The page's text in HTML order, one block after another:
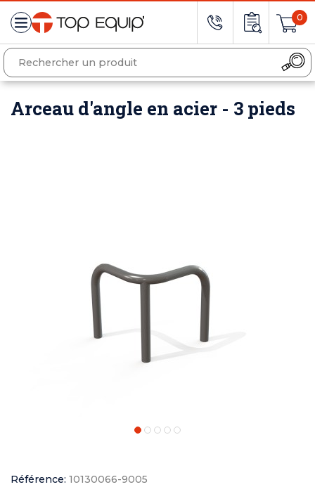
0
Arceau d'angle en acier - 3 pieds
Référence: 10130066-9005